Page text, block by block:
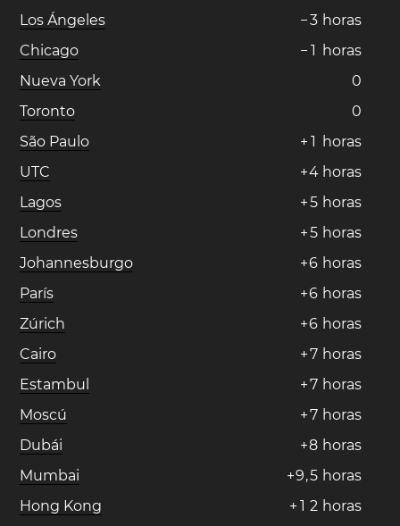
Los Ángeles −3 horas
Chicago
− 1 horas
Nueva York
0
Toronto
0
São Paulo
+ 1 horas
UTC
+4 horas
Lagos
+5 horas
Londres
+5 horas
Johannesburgo
+6 horas
París
+6 horas
Zúrich
+6 horas
Cairo
+7 horas
Estambul
+7 horas
Moscú
+7 horas
Dubái
+8 horas
Mumbai
+9,5 horas
Hong Kong
+ 1 2 horas